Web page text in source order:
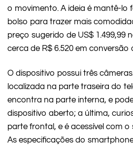
o movimento. A ideia é mantê-lo
bolso para trazer mais
preço sugerido de US$ 1.499,99
cerca de R$ 6.520 em conversão
O dispositivo possui três
localizada na parte traseira do
encontra na parte interna, e
dispositivo aberto; a última,
parte frontal, e é acessível com
As especificações do